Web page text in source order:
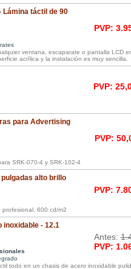
Lámina táctil de 90
PVP:
ventana, escaparate o pantalla LCD
acrílica y la instalación es muy sencilla.
PVP:
para Advertising
PVP:
SRK-070-4 y SRK-102-4
alto brillo
PVP:
600 cd/m2
inoxidable - 12.1
Antes:
PVP:
todo en un chasis de acero inoxidable